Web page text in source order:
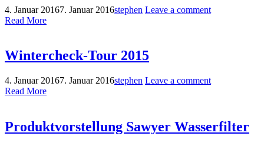
4. Januar 20167. Januar 2016stephen Leave a comment
Read More
Wintercheck-Tour 2015
4. Januar 20167. Januar 2016stephen Leave a comment
Read More
Produktvorstellung Sawyer Wasserfilter